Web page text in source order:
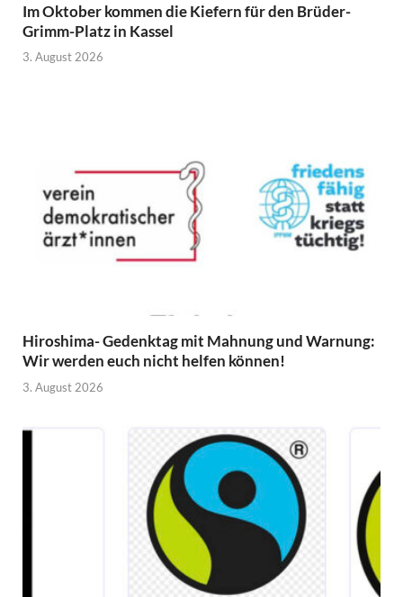
Im Oktober kommen die Kiefern für den Brüder-
Grimm-Platz in Kassel
3. August 2026
Hiroshima- Gedenktag mit Mahnung und Warnung:
Wir werden euch nicht helfen können!
3. August 2026